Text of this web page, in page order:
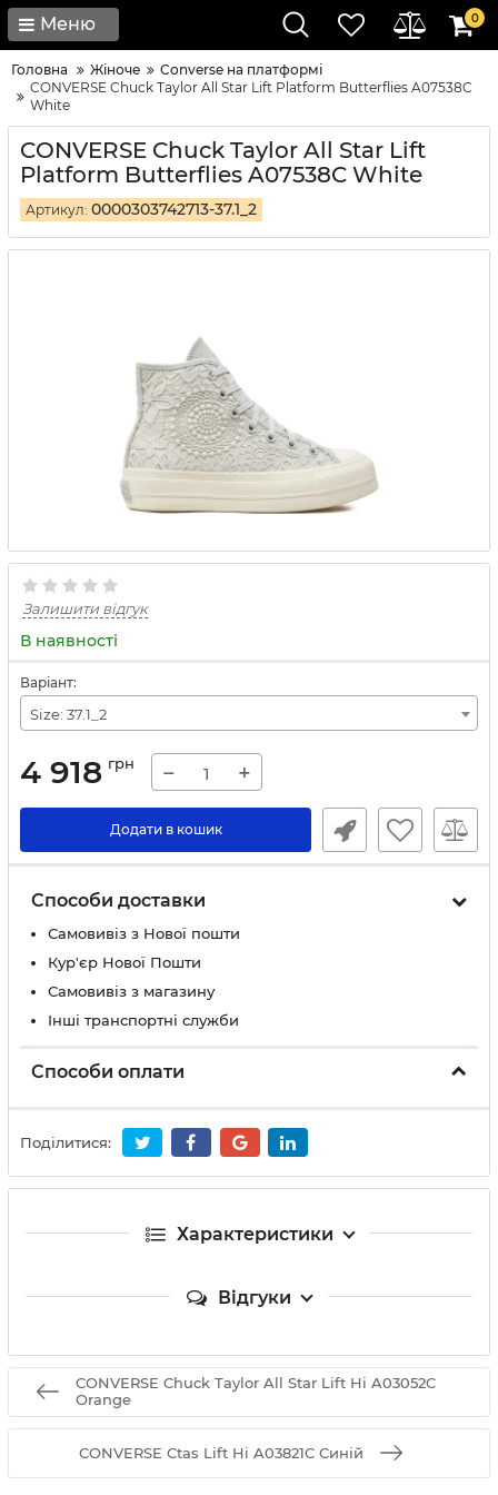
Меню 0
Головна Жіноче
Converse на платформі
CONVERSE Chuck Taylor All Star Lift Platform Butterflies A07538C
White
CONVERSE Chuck Taylor All Star Lift
Platform Butterflies A07538C White
Артикул: 0000303742713-37.1_2
Залишити відгук
В наявності
Варіант:
Size: 37.1_2
4 918 грн − +
Додати в кошик
Способи доставки
Самовивіз з Нової пошти
Кур'єр Нової Пошти
Самовивіз з магазину
Інші транспортні служби
Способи оплати
Поділитися:
Характеристики
Відгуки
CONVERSE Chuck Taylor All Star Lift Hi A03052C
Orange
CONVERSE Ctas Lift Hi A03821C Cиній